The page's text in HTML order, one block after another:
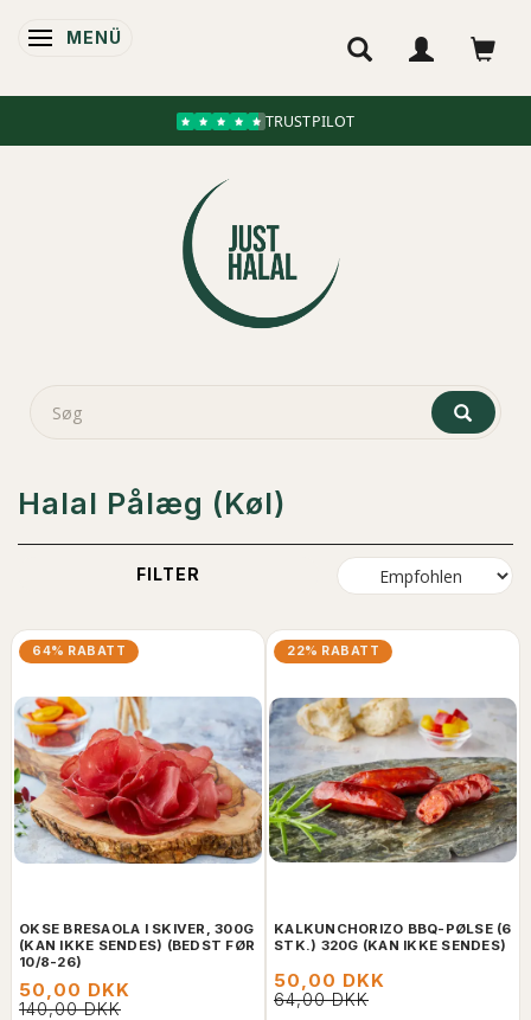
ANZEIGE ÄNDERN
MENÜ
TRUSTPILOT
Halal Pålæg (Køl)
FILTER
64% RABATT
OKSE BRESAOLA I SKIVER, 300G
(KAN IKKE SENDES) (BEDST FØR
10/8-26)
50,00 DKK
140,00 DKK
22% RABATT
KALKUNCHORIZO BBQ-PØLSE (6
STK.) 320G (KAN IKKE SENDES)
50,00 DKK
64,00 DKK